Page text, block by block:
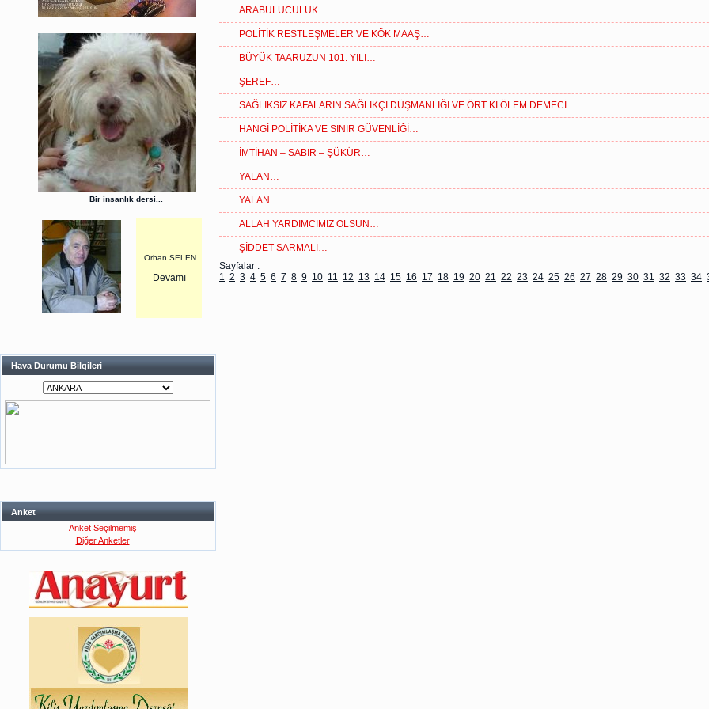
Bir insanlık dersi...
Orhan SELEN
Devamı
Hava Durumu Bilgileri
Anket
Anket Seçilmemiş
Diğer Anketler
ARABULUCULUK…
POLİTİK RESTLEŞMELER VE KÖK MAAŞ…
BÜYÜK TAARUZUN 101. YILI…
ŞEREF…
SAĞLIKSIZ KAFALARIN SAĞLIKÇI DÜŞMANLIĞI VE ÖRT Kİ ÖLEM DEMECİ…
HANGİ POLİTİKA VE SINIR GÜVENLİĞİ…
İMTİHAN – SABIR – ŞÜKÜR…
YALAN…
YALAN…
ALLAH YARDIMCIMIZ OLSUN…
ŞİDDET SARMALI…
Sayfalar :
1 2 3 4 5 6 7 8 9 10 11 12 13 14 15 16 17 18 19 20 21 22 23 24 25 26 27 28 29 30 31 32 33 34